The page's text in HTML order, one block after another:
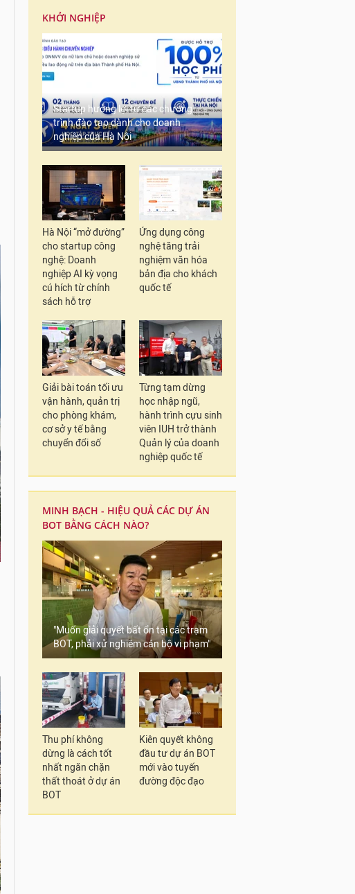
KHỞI NGHIỆP
Startup hưởng lợi từ các chương
trình đào tạo dành cho doanh
nghiệp của Hà Nội
Hà Nội “mở đường”
cho startup công
nghệ: Doanh
nghiệp AI kỳ vọng
cú hích từ chính
sách hỗ trợ
Ứng dụng công
nghệ tăng trải
nghiệm văn hóa
bản địa cho khách
quốc tế
Giải bài toán tối ưu
vận hành, quản trị
cho phòng khám,
cơ sở y tế bằng
chuyển đổi số
Từng tạm dừng
học nhập ngũ,
hành trình cựu sinh
viên IUH trở thành
Quản lý của doanh
nghiệp quốc tế
MINH BẠCH - HIỆU QUẢ CÁC DỰ ÁN
BOT BẰNG CÁCH NÀO?
"Muốn giải quyết bất ổn tại các trạm
BOT, phải xử nghiêm cán bộ vi phạm"
Thu phí không
dừng là cách tốt
nhất ngăn chặn
thất thoát ở dự án
BOT
Kiên quyết không
đầu tư dự án BOT
mới vào tuyến
đường độc đạo